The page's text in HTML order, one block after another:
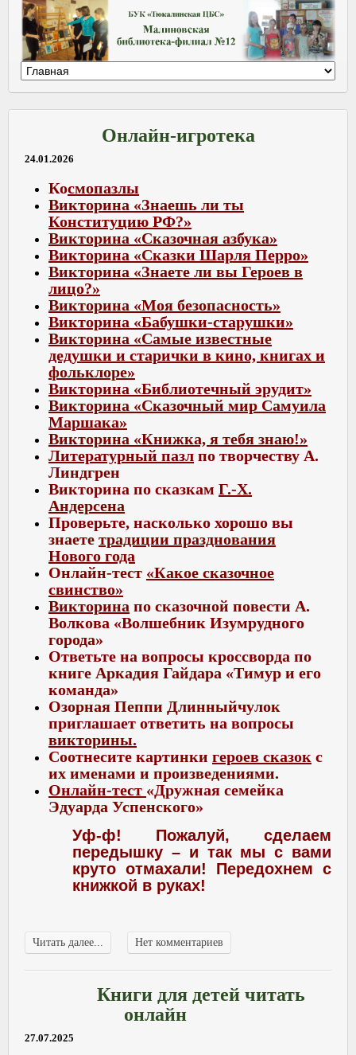
Онлайн-игротека
24.01.2026
Космопазлы
Викторина «Знаешь ли ты
Конституцию РФ?»
Викторина «Сказочная азбука»
Викторина «Сказки Шарля Перро»
Викторина «Знаете ли вы Героев в
лицо?»
Викторина «Моя безопасность»
Викторина «Бабушки-старушки»
Викторина «Самые известные
дедушки и старички в кино, книгах и
фольклоре»
Викторина «Библиотечный эрудит»
Викторина «Сказочный мир Самуила
Маршака»
Викторина «Книжка, я тебя знаю!»
Литературный пазл по творчеству А.
Линдгрен
Викторина по сказкам Г.-Х.
Андерсена
Проверьте, насколько хорошо вы
знаете традиции празднования
Нового года
Онлайн-тест «Какое сказочное
свинство»
Викторина по сказочной повести А.
Волкова «Волшебник Изумрудного
города»
Ответьте на вопросы кроссворда по
книге Аркадия Гайдара «Тимур и его
команда»
Озорная Пеппи Длинныйчулок
приглашает ответить на вопросы
викторины.
Соотнесите картинки героев сказок с
их именами и произведениями.
Онлайн-тест «Дружная семейка
Эдуарда Успенского»
Уф-ф! Пожалуй, сделаем
передышку – и так мы с вами
круто отмахали! Передохнем с
книжкой в руках!
Читать далее... Нет комментариев
Книги для детей читать
онлайн
27.07.2025